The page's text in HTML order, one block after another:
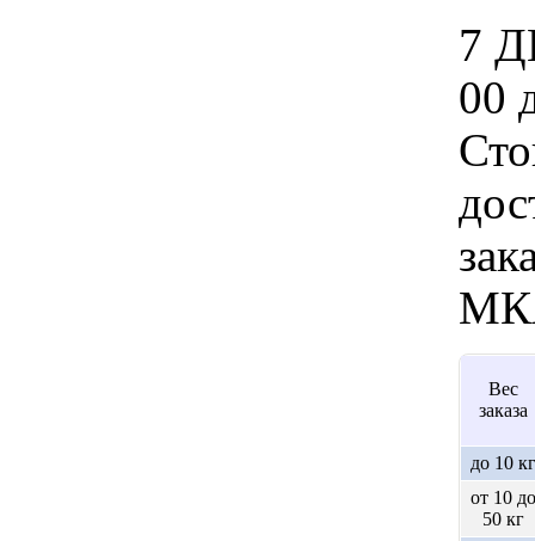
7
00
Вес
заказа
до 10 кг
от 10 до
50 кг